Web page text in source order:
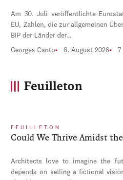
Am 30. Juli veröffentlichte
EU, Zahlen, die zur allgemeinen
BIP der Länder der…
Georges Canto 6. August 2026 7
Feuilleton
FEUILLETON
Could We Thrive Amidst
Architects love to imagine the
depends on selling a fictional